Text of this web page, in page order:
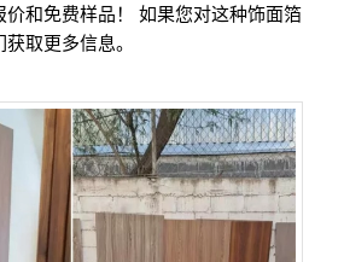
和免费样品！ 如果您对这种饰面箔
取更多信息。